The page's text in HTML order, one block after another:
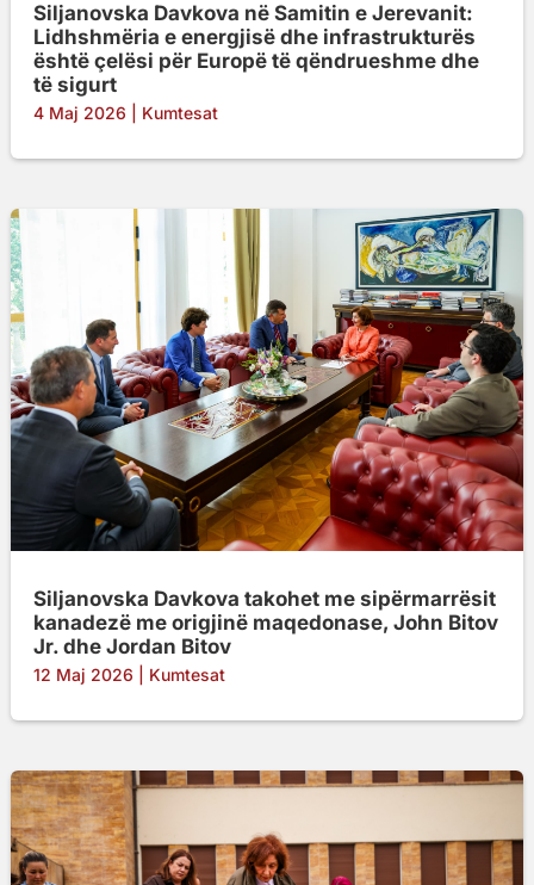
Siljanovska Davkova në Samitin e Jerevanit:
Lidhshmëria e energjisë dhe infrastrukturës
është çelësi për Europë të qëndrueshme dhe
të sigurt
4 Maj 2026 Kumtesat
Siljanovska Davkova takohet me sipërmarrësit
kanadezë me origjinë maqedonase, John Bitov
Jr. dhe Jordan Bitov
12 Maj 2026 Kumtesat